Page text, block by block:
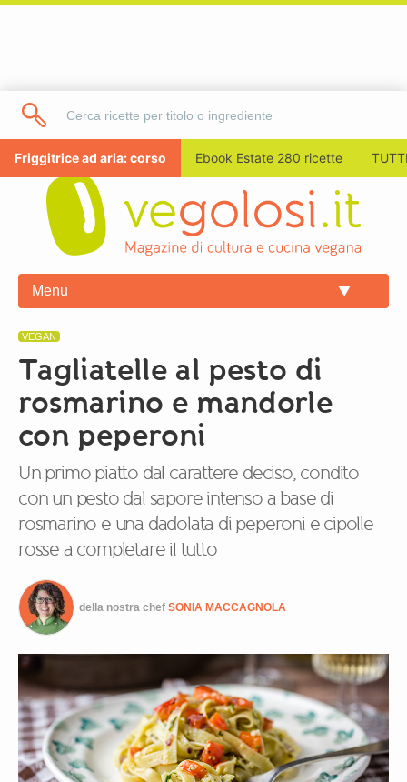
Friggitrice ad aria: corso Ebook Estate 280 ricette
Menu
VEGAN
Tagliatelle al pesto di
rosmarino e mandorle
con peperoni
Un primo piatto dal carattere deciso, condito
con un pesto dal sapore intenso a base di
rosmarino e una dadolata di peperoni e cipolle
rosse a completare il tutto
della nostra chef SONIA MACCAGNOLA